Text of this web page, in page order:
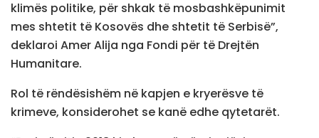
klimës politike, për shkak të mosbashkëpunimit
mes shtetit të Kosovës dhe shtetit të Serbisë”,
deklaroi Amer Alija nga Fondi për të Drejtën
Humanitare.
Rol të rëndësishëm në kapjen e kryerësve të
krimeve, konsiderohet se kanë edhe qytetarët.